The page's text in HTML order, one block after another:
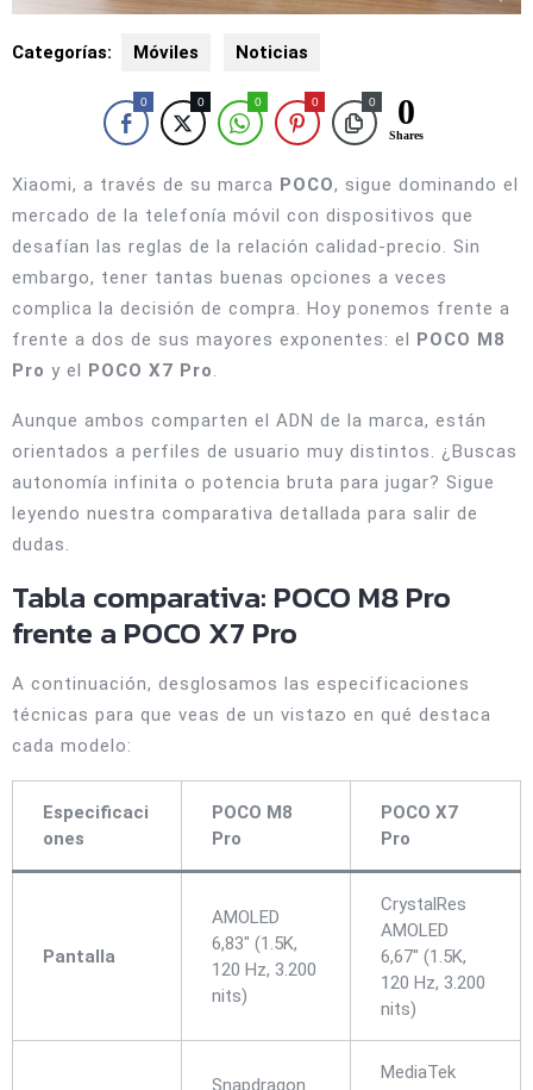
Categorías: Móviles Noticias
0 0 0 0 0 0
Shares
Xiaomi, a través de su marca POCO, sigue dominando el
mercado de la telefonía móvil con dispositivos que
desafían las reglas de la relación calidad-precio. Sin
embargo, tener tantas buenas opciones a veces
complica la decisión de compra. Hoy ponemos frente a
frente a dos de sus mayores exponentes: el
POCO M8
Pro y el POCO X7 Pro.
Aunque ambos comparten el ADN de la marca, están
orientados a perfiles de usuario muy distintos. ¿Buscas
autonomía infinita o potencia bruta para jugar? Sigue
leyendo nuestra comparativa detallada para salir de
dudas.
Tabla comparativa: POCO M8 Pro
frente a POCO X7 Pro
A continuación, desglosamos las especificaciones
técnicas para que veas de un vistazo en qué destaca
cada modelo:
Especificaci
ones
POCO M8
Pro
POCO X7
Pro
Pantalla
AMOLED
6,83″ (1.5K,
120 Hz, 3.200
nits)
CrystalRes
AMOLED
6,67″ (1.5K,
120 Hz, 3.200
nits)
MediaTek